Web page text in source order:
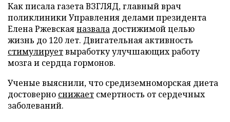
Как писала газета ВЗГЛЯД, главный врач
поликлиники Управления делами президента
Елена Ржевскаяназвала достижимой целью
жизнь до 120 лет. Двигательная активность
стимулируетвыработку улучшающих работу
мозга и сердца гормонов.
Ученые выяснили, что средиземноморская диета
достоверно снижает смертность от сердечных
заболеваний.